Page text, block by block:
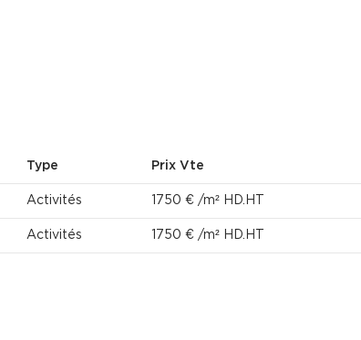
Type Prix Vte
Activités 1750 € /m² HD.HT
Activités 1750 € /m² HD.HT